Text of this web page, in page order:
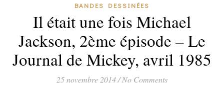
BANDES DESSINÉES
Il était une fois Michael
Jackson, 2ème épisode – Le
Journal de Mickey, avril 1985
25 novembre 2014/ No Comments